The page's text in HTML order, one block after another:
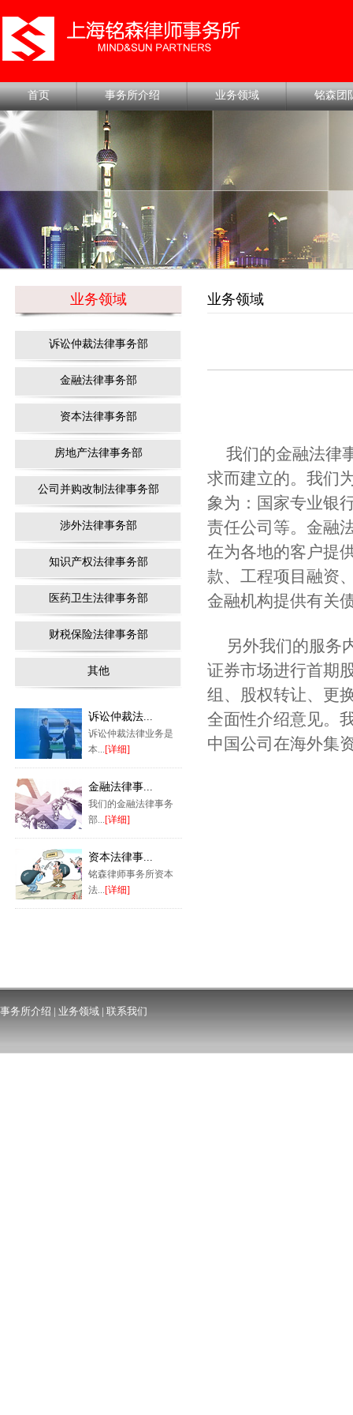
首页 事务所介绍 业务领域 铭森团
业务领域
诉讼仲裁法律事务部
金融法律事务部
资本法律事务部
房地产法律事务部
公司并购改制法律事务部
涉外法律事务部
知识产权法律事务部
医药卫生法律事务部
财税保险法律事务部
其他
诉讼仲裁法...
诉讼仲裁法律业务是
本...[详细]
金融法律事...
我们的金融法律事务
部...[详细]
资本法律事...
铭森律师事务所资本
法...[详细]
业务领域
我们的金融法律
求而建立的。我们
象为：国家专业银
责任公司等。金融
在为各地的客户提
款、工程项目融资
金融机构提供有关
另外我们的服务
证券市场进行首期
组、股权转让、更
全面性介绍意见。
中国公司在海外集
事务所介绍 | 业务领域 | 联系我们